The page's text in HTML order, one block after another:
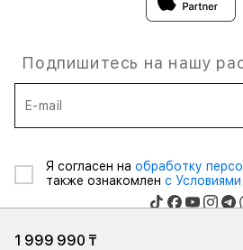
1 999 990 ₸
Подпишитесь на нашу
E-mail
Я согласен на обработку
также ознакомлен с